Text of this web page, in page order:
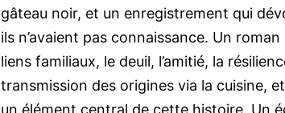
gâteau noir, et un enregistrement qui
ils n’avaient pas connaissance. Un
liens familiaux, le deuil, l’amitié, la
transmission des origines via la cuisine,
un élément central de cette histoire. Un